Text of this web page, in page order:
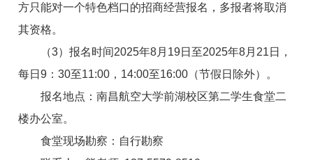
方只能对一个特色档口的招商经营报名，多报者将取消
其资格。
（3）报名时间2025年8月 19日至2025年8月 21 日，
每日9：30至11:00，14:00至16:00（节假日除外）。
报名地点：南昌航空大学前湖校区第二学生食堂二
楼办公室。
食堂现场勘察：自行勘察